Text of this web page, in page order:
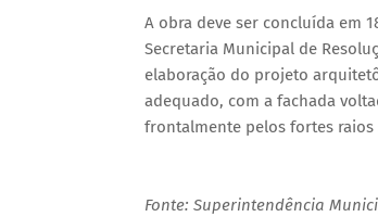
A obra deve ser concluída em
Secretaria Municipal de
elaboração do projeto
adequado, com a fachada
frontalmente pelos fortes
Fonte: Superintendência